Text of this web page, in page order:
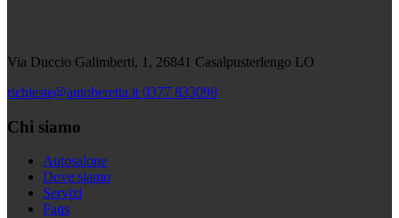
Via Duccio Galimberti, 1, 26841 Casalpusterlengo LO
richieste@autoberetta.it 0377 833098
Chi siamo
Autosalone
Dove siamo
Servizi
Faqs